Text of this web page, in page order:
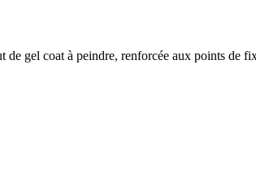
gel coat à peindre, renforcée aux points de